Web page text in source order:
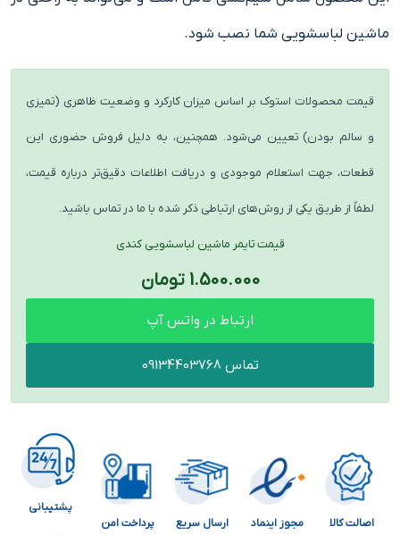
ماشین لباسشویی شما نصب شود.
قیمت محصولات استوک بر اساس میزان کارکرد و وضعیت ظاهری (تمیزی
و سالم بودن) تعیین می‌شود. همچنین، به دلیل فروش حضوری این
قطعات، جهت استعلام موجودی و دریافت اطلاعات دقیق‌تر درباره قیمت،
لطفاً از طریق یکی از روش‌های ارتباطی ذکر شده با ما در تماس باشید.
قیمت تایمر ماشین لباسشویی کندی
1.500.000 تومان
ارتباط در واتس آپ
تماس 09134403768
اصالت کالا مجوز اینماد ارسال سریع پرداخت امن
پشتیبانی